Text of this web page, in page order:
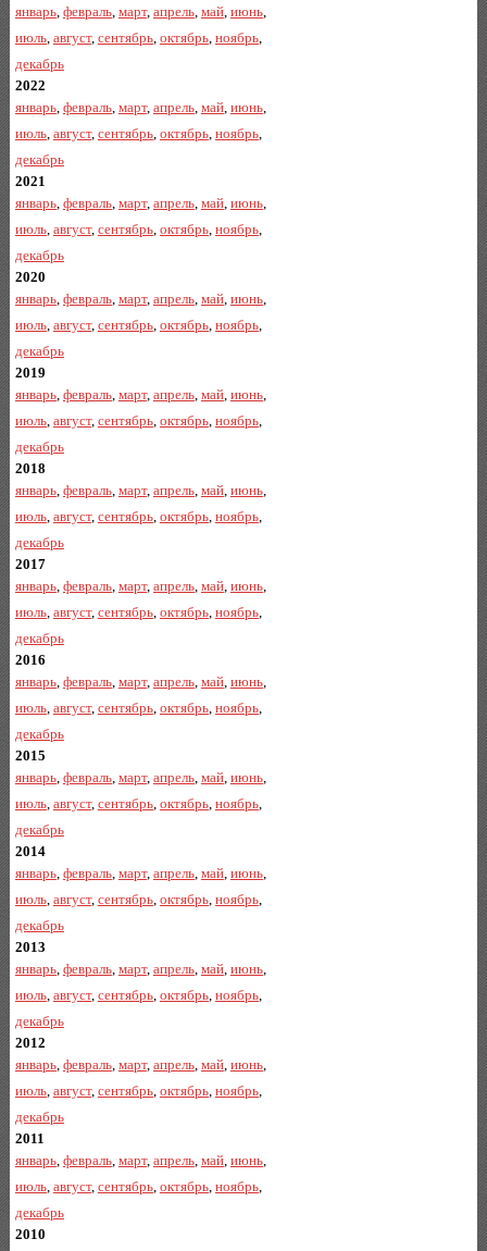
январь, февраль, март, апрель, май, июнь,
июль, август, сентябрь, октябрь, ноябрь,
декабрь
2022
январь, февраль, март, апрель, май, июнь,
июль, август, сентябрь, октябрь, ноябрь,
декабрь
2021
январь, февраль, март, апрель, май, июнь,
июль, август, сентябрь, октябрь, ноябрь,
декабрь
2020
январь, февраль, март, апрель, май, июнь,
июль, август, сентябрь, октябрь, ноябрь,
декабрь
2019
январь, февраль, март, апрель, май, июнь,
июль, август, сентябрь, октябрь, ноябрь,
декабрь
2018
январь, февраль, март, апрель, май, июнь,
июль, август, сентябрь, октябрь, ноябрь,
декабрь
2017
январь, февраль, март, апрель, май, июнь,
июль, август, сентябрь, октябрь, ноябрь,
декабрь
2016
январь, февраль, март, апрель, май, июнь,
июль, август, сентябрь, октябрь, ноябрь,
декабрь
2015
январь, февраль, март, апрель, май, июнь,
июль, август, сентябрь, октябрь, ноябрь,
декабрь
2014
январь, февраль, март, апрель, май, июнь,
июль, август, сентябрь, октябрь, ноябрь,
декабрь
2013
январь, февраль, март, апрель, май, июнь,
июль, август, сентябрь, октябрь, ноябрь,
декабрь
2012
январь, февраль, март, апрель, май, июнь,
июль, август, сентябрь, октябрь, ноябрь,
декабрь
2011
январь, февраль, март, апрель, май, июнь,
июль, август, сентябрь, октябрь, ноябрь,
декабрь
2010